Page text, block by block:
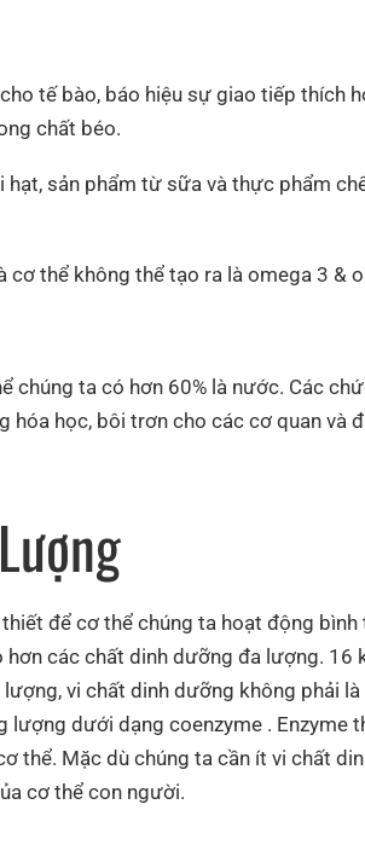
tế bào, báo hiệu sự giao tiếp thích
chất béo.
sản phẩm từ sữa và thực phẩm
cơ thể không thể tạo ra là omega 3 &
ta có hơn 60% là nước. Các
hóa học, bôi trơn cho các cơ quan và
để cơ thể chúng ta hoạt động
các chất dinh dưỡng đa lượng.
vi chất dinh dưỡng không phải
dưới dạng coenzyme . Enzyme
thể. Mặc dù chúng ta cần ít vi chất
cơ thể con người.